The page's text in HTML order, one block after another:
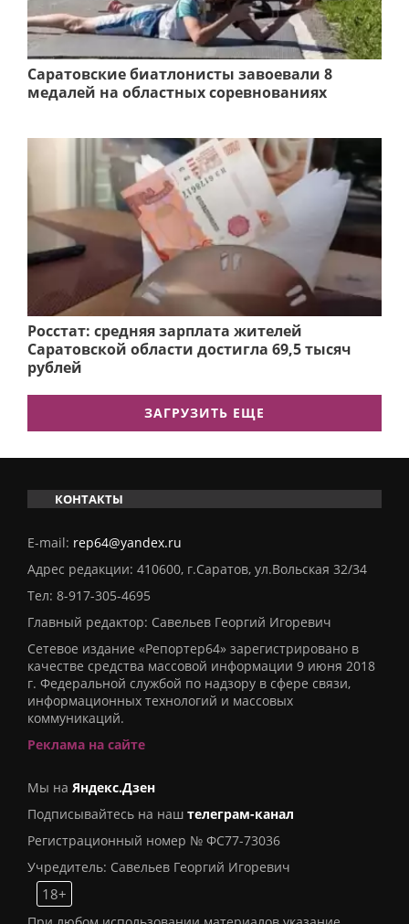
Саратовские биатлонисты завоевали 8
медалей на областных соревнованиях
Росстат: средняя зарплата жителей
Саратовской области достигла 69,5 тысяч
рублей
ЗАГРУЗИТЬ ЕЩЕ
КОНТАКТЫ
E-mail: rep64@yandex.ru
Адрес редакции: 410600, г.Саратов, ул.Вольская 32/34
Тел: 8-917-305-4695
Главный редактор: Савельев Георгий Игоревич
Сетевое издание «Репортер64» зарегистрировано в
качестве средства массовой информации 9 июня 2018
г. Федеральной службой по надзору в сфере связи,
информационных технологий и массовых
коммуникаций.
Реклама на сайте
Мы на Яндекс.Дзен
Подписывайтесь на наш телеграм-канал
Регистрационный номер № ФС77-73036
Учредитель: Савельев Георгий Игоревич
18+